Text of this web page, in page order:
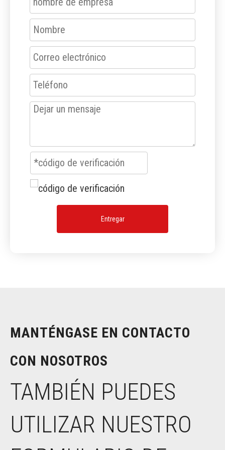
Entregar
MANTÉNGASE EN CONTACTO
CON NOSOTROS
TAMBIÉN PUEDES
UTILIZAR NUESTRO